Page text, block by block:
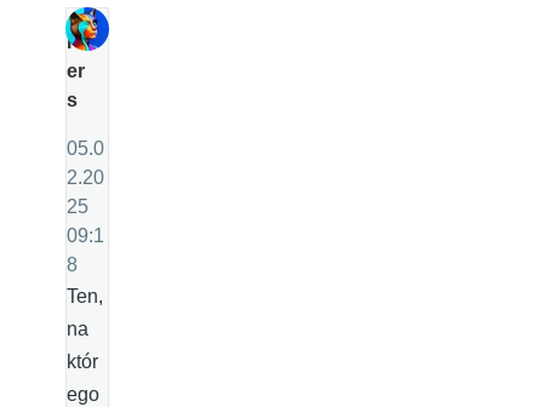
P
er
s
05.0
2.20
25
09:1
8
Ten,
na
któr
ego